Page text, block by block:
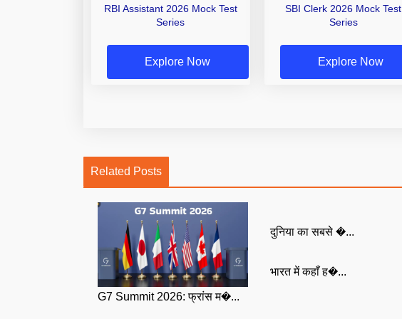
RBI Assistant 2026 Mock Test
Series
Explore Now
SBI Clerk 2026 Mock Test
Series
Explore Now
Related Posts
G7 Summit 2026: फ्रांस म�...
दुनिया का सबसे �...
भारत में कहाँ ह�...